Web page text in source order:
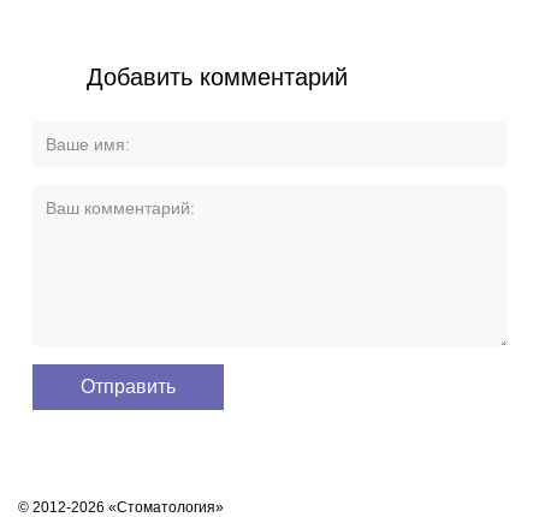
Добавить комментарий
© 2012-2026 «Стоматология»